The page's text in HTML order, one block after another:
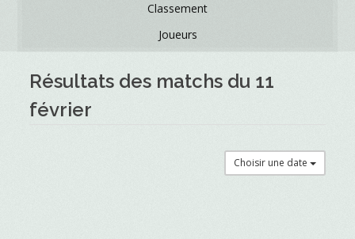
Classement
Joueurs
Résultats des matchs du 11
février
Choisir une date